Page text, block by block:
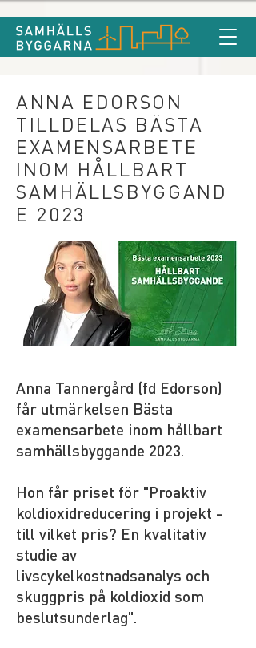
ANNA EDORSON
TILLDELAS BÄSTA
EXAMENSARBETE
INOM HÅLLBART
SAMHÄLLSBYGGAND
E 2023
Anna Tannergård (fd Edorson)
får utmärkelsen Bästa
examensarbete inom hållbart
samhällsbyggande 2023.
Hon får priset för "Proaktiv
koldioxidreducering i projekt -
till vilket pris? En kvalitativ
studie av
livscykelkostnadsanalys och
skuggpris på koldioxid som
beslutsunderlag".